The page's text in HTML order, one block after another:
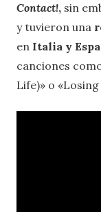
Contact!, sin
y tuvieron una
en Italia y
canciones
Life)» o